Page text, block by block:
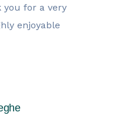
you for a very
enjoyable